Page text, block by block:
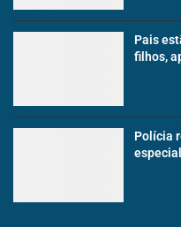
Pais
filhos,
Polícia